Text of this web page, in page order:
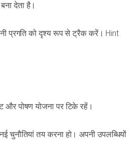
देता है।
प्रगति को दृश्य रूप से ट्रैक करें। Hint
और पोषण योजना पर टिके रहें।
चुनौतियां तय करना हो। अपनी उपलब्धियों